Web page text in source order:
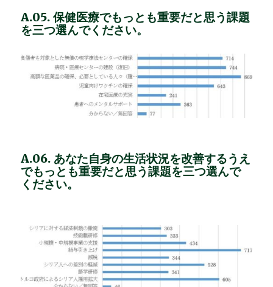
A.05. 保健医療でもっとも重要だと思う課題
を三つ選んでください。
A.06. あなた自身の生活状況を改善するうえ
でもっとも重要だと思う課題を三つ選んで
ください。